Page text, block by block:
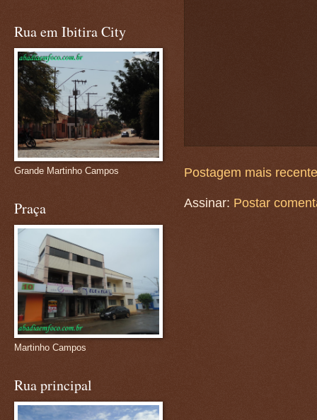
Postagem mais recente
Assinar: Postar
Rua em Ibitira City
Grande Martinho Campos
Praça
Martinho Campos
Rua principal